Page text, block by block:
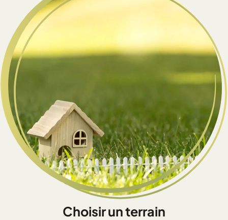
Choisir un terrain